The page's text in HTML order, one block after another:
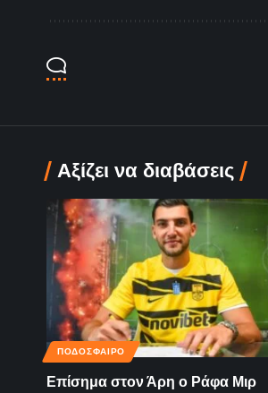
Αξίζει να διαβάσεις
ΠΟΔΟΣΦΑΙΡΟ
Επίσημα στον Άρη ο Ράφα Μιρ